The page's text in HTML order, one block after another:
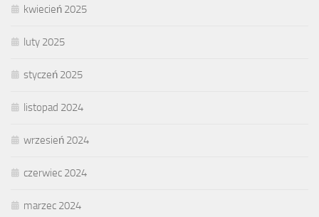
kwiecień 2025
luty 2025
styczeń 2025
listopad 2024
wrzesień 2024
czerwiec 2024
marzec 2024